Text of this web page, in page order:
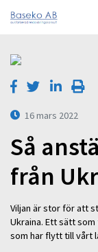
16 mars 2022
Så
från
Viljan är stor för att
Ukraina. Ett sätt
som har flytt till vårt